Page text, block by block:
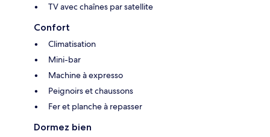
TV avec chaînes par satellite
Confort
Climatisation
Mini-bar
Machine à expresso
Peignoirs et chaussons
Fer et planche à repasser
Dormez bien